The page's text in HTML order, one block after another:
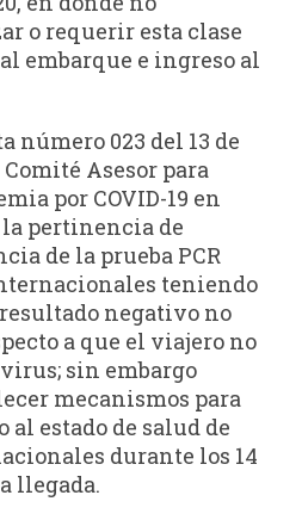
o requerir esta clase
embarque e ingreso al
número 023 del 13 de
Asesor para
por COVID-19 en
pertinencia de
de la prueba PCR
teniendo
negativo no
a que el viajero no
sin embargo
mecanismos para
estado de salud de
durante los 14
llegada.